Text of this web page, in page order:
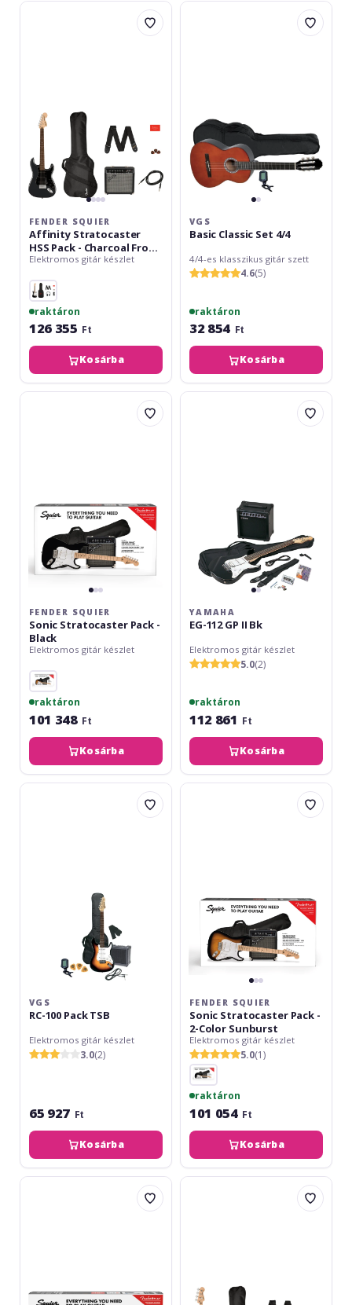
Fender
Charcoal
Frost
Metallic
FENDER SQUIER
Affinity Stratocaster
HSS Pack - Charcoal Frost
Metallic
Elektromos gitár készlet
raktáron
126 355 Ft
Kosárba
VGS
VGS
Basic Classic Set 4/4
4/4-es klasszikus gitár szett
4.6(5)
raktáron
32 854 Ft
Kosárba
Fender
FENDER SQUIER
Sonic Stratocaster Pack -
Black
Elektromos gitár készlet
raktáron
101 348 Ft
Kosárba
Yamaha
YAMAHA
EG-112 GP II Bk
Elektromos gitár készlet
5.0(2)
raktáron
112 861 Ft
Kosárba
VGS
VGS
RC-100 Pack TSB
Elektromos gitár készlet
3.0(2)
65 927 Ft
Kosárba
Fender
Color
Sunburst
FENDER SQUIER
Sonic Stratocaster Pack -
2-Color Sunburst
Elektromos gitár készlet
5.0(1)
raktáron
101 054 Ft
Kosárba
Fender
Lake
Fender
Pack